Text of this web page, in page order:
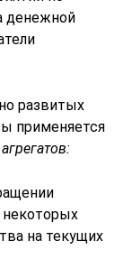
денежной
развитых
применяется
на текущих